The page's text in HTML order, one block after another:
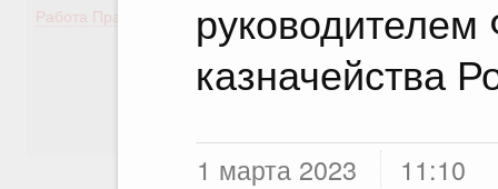
руководителем
казначейства
1 марта 2023 11:10
Работа Правительства
Демография
Здоровье
Образование
Культура